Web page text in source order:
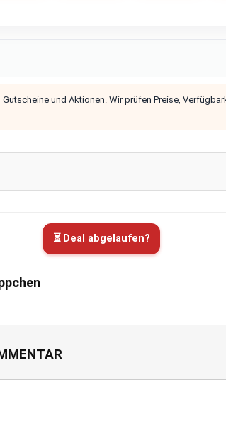
und Aktionen. Wir prüfen Preise,
⏳ Deal abgelaufen?